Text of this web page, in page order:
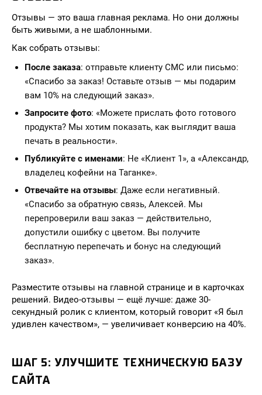
Отзывы — это ваша главная реклама. Но они должны
быть живыми, а не шаблонными.
Как собрать отзывы:
После заказа: отправьте клиенту СМС или письмо:
«Спасибо за заказ! Оставьте отзыв — мы подарим
вам 10% на следующий заказ».
Запросите фото: «Можете прислать фото готового
продукта? Мы хотим показать, как выглядит ваша
печать в реальности».
Публикуйте с именами: Не «Клиент 1», а «Александр,
владелец кофейни на Таганке».
Отвечайте на отзывы: Даже если негативный.
«Спасибо за обратную связь, Алексей. Мы
перепроверили ваш заказ — действительно,
допустили ошибку с цветом. Вы получите
бесплатную перепечать и бонус на следующий
заказ».
Разместите отзывы на главной странице и в карточках
решений. Видео-отзывы — ещё лучше: даже 30-
секундный ролик с клиентом, который говорит «Я был
удивлен качеством», — увеличивает конверсию на 40%.
ШАГ 5: УЛУЧШИТЕ ТЕХНИЧЕСКУЮ БАЗУ
САЙТА